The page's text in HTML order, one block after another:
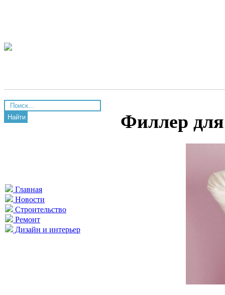
Найти
Главная
Новости
Строительство
Ремонт
Дизайн и интерьер
Филлер для